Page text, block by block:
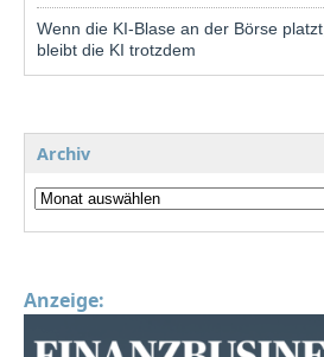
Wenn die KI-Blase an der Börse platzt,
bleibt die KI trotzdem
Archiv
Anzeige: